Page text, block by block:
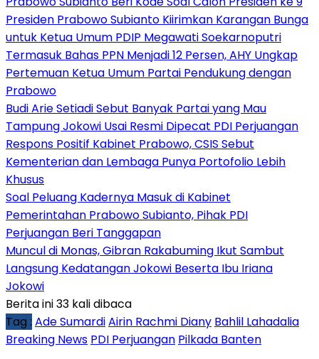
Presiden Prabowo Subianto Kiirimkan Karangan Bunga
untuk Ketua Umum PDIP Megawati Soekarnoputri
Termasuk Bahas PPN Menjadi 12 Persen, AHY Ungkap
Pertemuan Ketua Umum Partai Pendukung dengan
Prabowo
Budi Arie Setiadi Sebut Banyak Partai yang Mau
Tampung Jokowi Usai Resmi Dipecat PDI Perjuangan
Respons Positif Kabinet Prabowo, CSIS Sebut
Kementerian dan Lembaga Punya Portofolio Lebih
Khusus
Soal Peluang Kadernya Masuk di Kabinet
Pemerintahan Prabowo Subianto, Pihak PDI
Perjuangan Beri Tanggapan
Muncul di Monas, Gibran Rakabuming Ikut Sambut
Langsung Kedatangan Jokowi Beserta Ibu Iriana
Jokowi
Berita ini 33 kali dibaca
Tag : Ade SumardiAirin Rachmi Diany Bahlil Lahadalia
Breaking News PDI Perjuangan Pilkada Banten